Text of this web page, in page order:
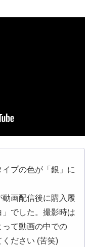
プの色が「銀」に
動画配信後に購入履
でした。撮影時は
て動画の中での
ください (苦笑)